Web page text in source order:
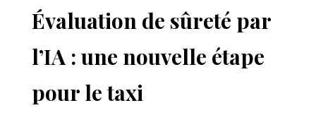
Évaluation de sûreté par
l’IA : une nouvelle étape
pour le taxi